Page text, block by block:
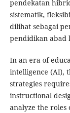
pendekatan
sistematik,
dilihat sebagai
pendidikan abad
In an era of
intelligence (AI),
strategies
instructional
analyze the